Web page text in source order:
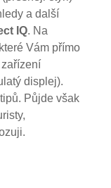
a další
IQ. Na
Vám přímo
displej).
Půjde však